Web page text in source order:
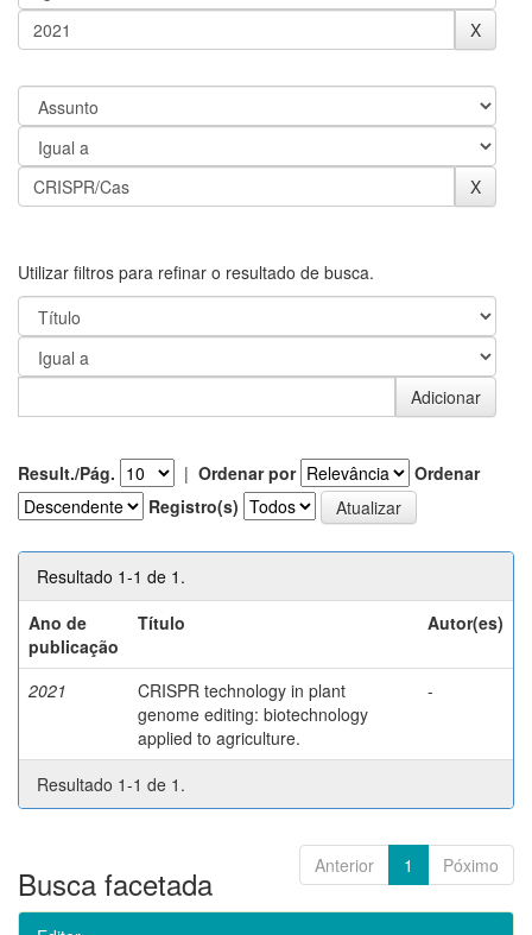
Utilizar filtros para refinar o resultado de busca.
Result./Pág. | Ordenar por
Ordenar
Registro(s)
Resultado 1-1 de 1.
Ano de
publicação
Título Autor(es)
2021
CRISPR technology in plant
genome editing: biotechnology
applied to agriculture.
-
Resultado 1-1 de 1.
Anterior 1 Póximo
Busca facetada